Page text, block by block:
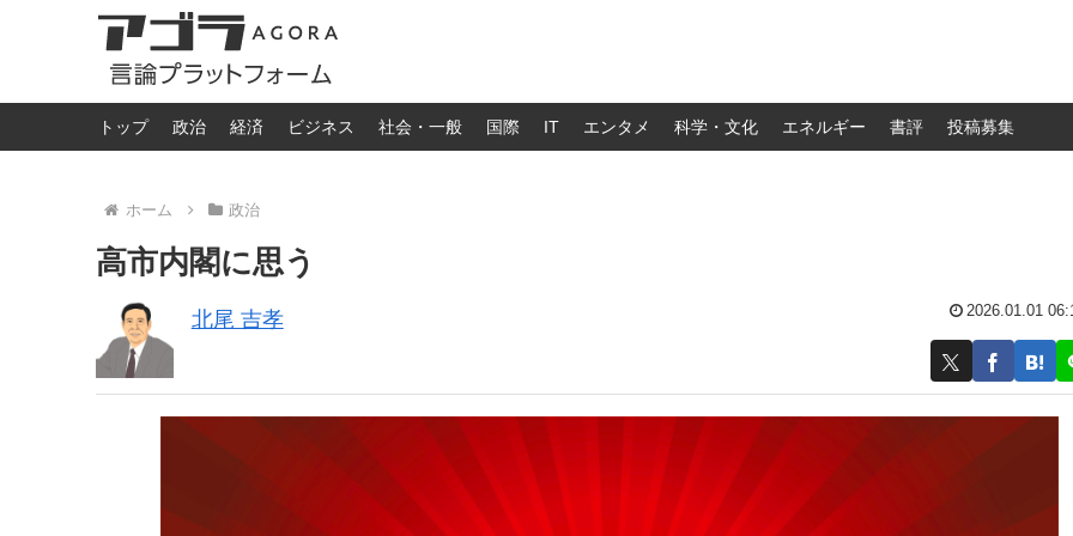
トップ 政治 経済 ビジネス 社会・一般 国際 IT エンタメ 科学・文化 エネルギー 書評 投稿募集
ホーム 政治
高市内閣に思う
北尾 吉孝 2026.01.01